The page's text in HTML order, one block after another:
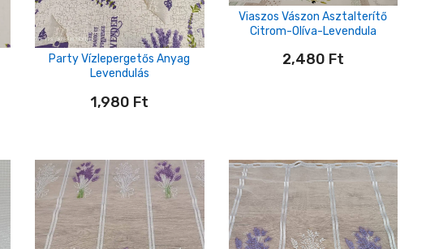
Party Vízlepergetős Anyag
Levendulás
1,980 Ft
Viaszos Vászon Asztalterítő
Citrom-Olíva-Levendula
2,480 Ft